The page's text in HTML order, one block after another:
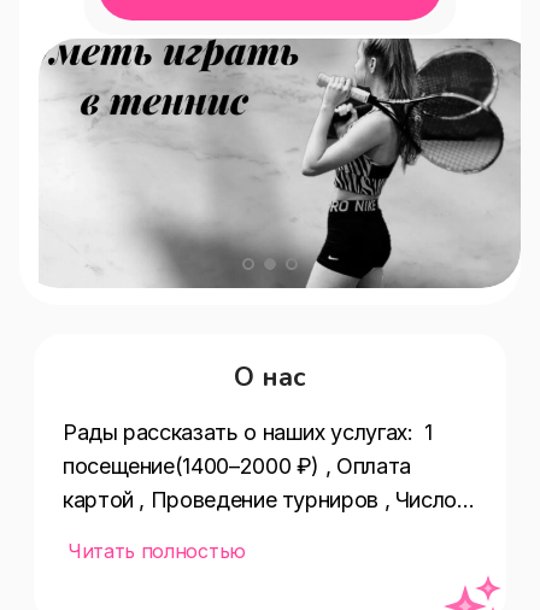
О нас
Рады рассказать о наших услугах:  1
посещение(1400–2000 ₽) , Оплата
картой , Проведение турниров , Число
скидок,предоплата,постоплата,наличны
Читать полностью